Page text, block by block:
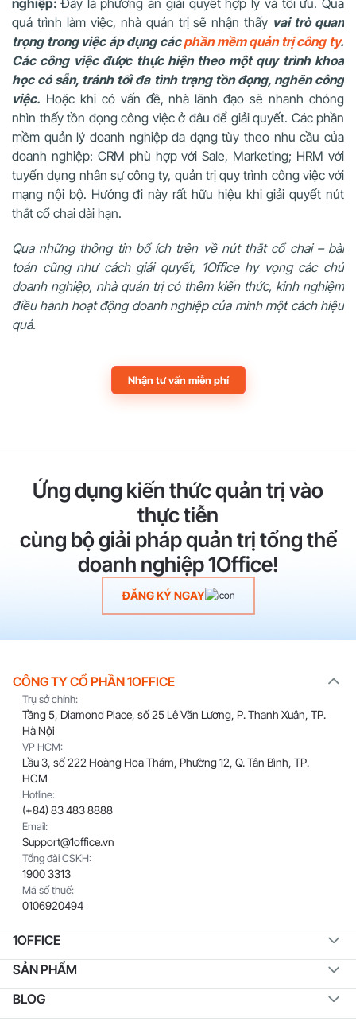
nghiệp:Đây là phương án giải quyết hợp lý và tối ưu. Qua
quá trình làm việc, nhà quản trị sẽ nhận thấy vai trò quan
trọng trong việc áp dụng cácphần mềm quản trị công ty.
Các công việc được thực hiện theo một quy trình khoa
học có sẵn, tránh tối đa tình trạng tồn đọng, nghẽn công
việc. Hoặc khi có vấn đề, nhà lãnh đạo sẽ nhanh chóng
nhìn thấy tồn đọng công việc ở đâu để giải quyết. Các phần
mềm quản lý doanh nghiệp đa dạng tùy theo nhu cầu của
doanh nghiệp: CRM phù hợp với Sale, Marketing; HRM với
tuyển dụng nhân sự công ty, quản trị quy trình công việc với
mạng nội bộ. Hướng đi này rất hữu hiệu khi giải quyết nút
thắt cổ chai dài hạn.
Qua những thông tin bổ ích trên về nút thắt cổ chai – bài
toán cũng như cách giải quyết, 1Office hy vọng các chủ
doanh nghiệp, nhà quản trị có thêm kiến thức, kinh nghiệm
điều hành hoạt động doanh nghiệp của mình một cách hiệu
quả.
Nhận tư vấn miễn phí
Ứng dụng kiến thức quản trị vào
thực tiễn
cùng bộ giải pháp quản trị tổng thể
doanh nghiệp 1Office!
ĐĂNG KÝ NGAY
CÔNG TY CỔ PHẦN 1OFFICE
Trụ sở chính:
Tầng 5, Diamond Place, số 25 Lê Văn Lương, P. Thanh Xuân, TP.
Hà Nội
VP HCM:
Lầu 3, số 222 Hoàng Hoa Thám, Phường 12, Q. Tân Bình, TP.
HCM
Hotline:
(+84) 83 483 8888
Email:
Support@1office.vn
Tổng đài CSKH:
1900 3313
Mã số thuế:
0106920494
1OFFICE
SẢN PHẨM
BLOG